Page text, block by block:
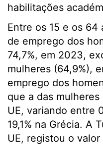
habilitações
Entre os 15 e os 64
de emprego dos
74,7%, em 2023,
mulheres (64,9%),
emprego dos
que a das
UE, variando entre
19,1% na Grécia. A
UE, registou o